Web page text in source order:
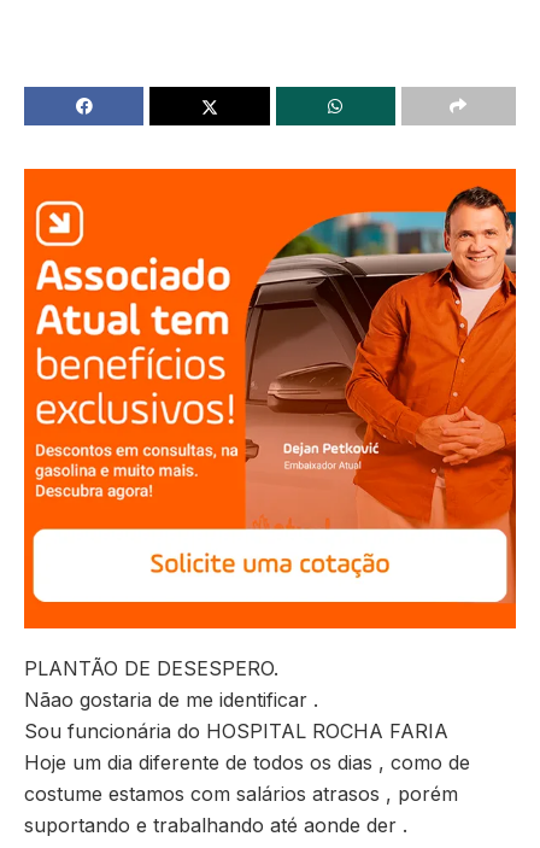
PLANTÃO DE DESESPERO.
Nãao gostaria de me identificar .
Sou funcionária do HOSPITAL ROCHA FARIA
Hoje um dia diferente de todos os dias , como de
costume estamos com salários atrasos , porém
suportando e trabalhando até aonde der .